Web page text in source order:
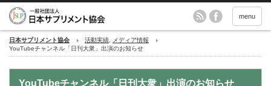
menu
日本サプリメント協会 活動実績
メディア情報
YouTubeチャンネル「日刊大衆」出演のお知らせ
YouTubeチャンネル「日刊大衆」出演のお知らせ